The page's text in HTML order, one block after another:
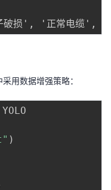
用数据增强策略：
YOLO
)